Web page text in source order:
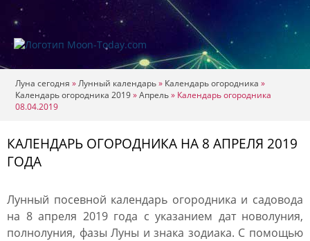
Луна сегодня »Лунный календарь» Календарь огородника »
Календарь огородника 2019»Апрель» Календарь огородника
08.04.2019
КАЛЕНДАРЬ ОГОРОДНИКА НА 8 АПРЕЛЯ 2019
ГОДА
Лунный посевной календарь огородника и садовода
на 8 апреля 2019 года с указанием дат новолуния,
полнолуния, фазы Луны и знака зодиака. С помощью